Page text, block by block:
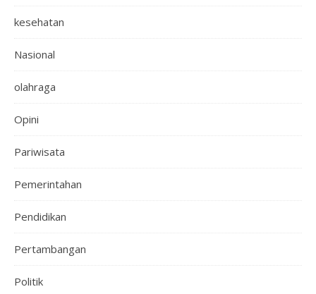
kesehatan
Nasional
olahraga
Opini
Pariwisata
Pemerintahan
Pendidikan
Pertambangan
Politik